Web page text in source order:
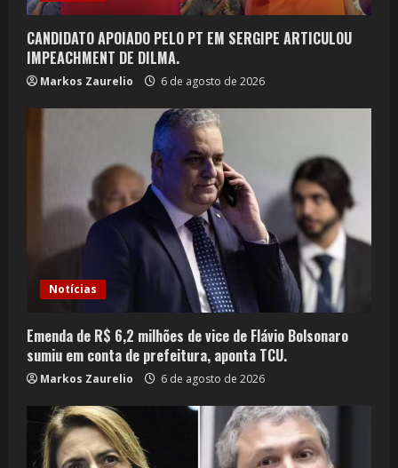
CANDIDATO APOIADO PELO PT EM SERGIPE ARTICULOU
IMPEACHMENT DE DILMA.
Markos Zaurelio 6 de agosto de 2026
Notícias
Emenda de R$ 6,2 milhões de vice de Flávio Bolsonaro
sumiu em conta de prefeitura, aponta TCU.
Markos Zaurelio 6 de agosto de 2026